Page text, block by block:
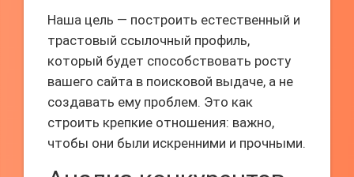
Наша цель — построить естественный и
трастовый ссылочный профиль,
который будет способствовать росту
вашего сайта в поисковой выдаче, а не
создавать ему проблем. Это как
строить крепкие отношения: важно,
чтобы они были искренними и прочными.